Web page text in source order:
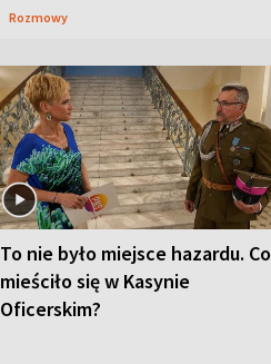
Rozmowy
To nie było miejsce hazardu. Co
mieściło się w Kasynie
Oficerskim?